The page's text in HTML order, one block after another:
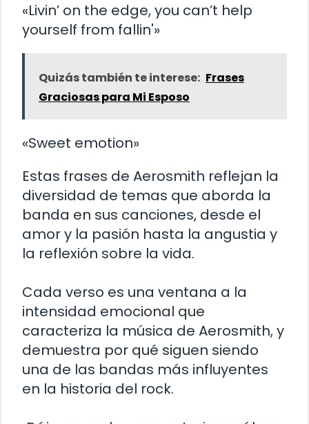
«Livin’ on the edge, you can’t help
yourself from fallin'»
Quizás también te interese: Frases
Graciosas para Mi Esposo
«Sweet emotion»
Estas frases de Aerosmith reflejan la
diversidad de temas que aborda la
banda en sus canciones, desde el
amor y la pasión hasta la angustia y
la reflexión sobre la vida.
Cada verso es una ventana a la
intensidad emocional que
caracteriza la música de Aerosmith, y
demuestra por qué siguen siendo
una de las bandas más influyentes
en la historia del rock.